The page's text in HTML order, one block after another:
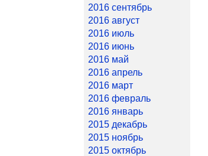
2016 сентябрь
2016 август
2016 июль
2016 июнь
2016 май
2016 апрель
2016 март
2016 февраль
2016 январь
2015 декабрь
2015 ноябрь
2015 октябрь